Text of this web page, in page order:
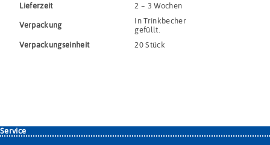
Lieferzeit
2 – 3 Wochen
Verpackung
In Trinkbecher
gefüllt.
Verpackungs­einheit
20 Stück
Service